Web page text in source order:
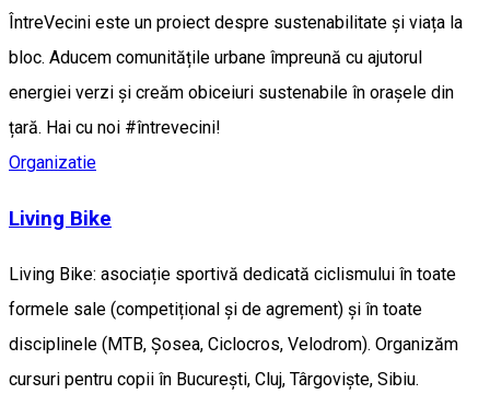
ÎntreVecini este un proiect despre sustenabilitate și viața la
bloc. Aducem comunitățile urbane împreună cu ajutorul
energiei verzi și creăm obiceiuri sustenabile în orașele din
țară. Hai cu noi #întrevecini!
Organizatie
Living Bike
Living Bike: asociație sportivă dedicată ciclismului în toate
formele sale (competițional și de agrement) și în toate
disciplinele (MTB, Șosea, Ciclocros, Velodrom). Organizăm
cursuri pentru copii în București, Cluj, Târgoviște, Sibiu.